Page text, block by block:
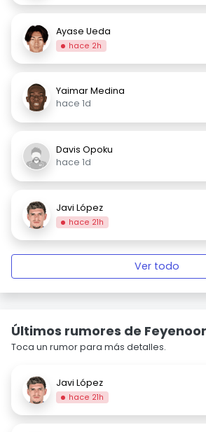
Ayase Ueda
hace 2h
Yaimar Medina
hace 1d
Davis Opoku
hace 1d
Javi López
hace 21h
Ver todo
Últimos rumores de
Toca un rumor para más detalles.
Javi López
hace 21h